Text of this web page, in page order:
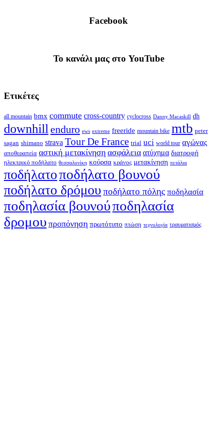
Facebook
To κανάλι μας στο YouTube
Ετικέτες
all mountain bmx commute cross-country cyclocross Danny Macaskill dh
downhillenduro ews extreme freeride mountain bike mtb peter
sagan shimano strava Tour De France trial uci world tour αγώνας
αποθεραπεία αστική μετακίνηση ασφάλεια ατύχημα διατροφή
ηλεκτρικό ποδήλατο θεσσαλονίκη κούρσα κράνος μετακίνηση πετάλια
ποδήλατοποδήλατο βουνού
ποδήλατο δρόμου ποδήλατο πόλης ποδηλασία
ποδηλασία βουνούποδηλασία
δρομου προπόνηση πρωτότυπο πτώση τεχνολογία τραυματισμός